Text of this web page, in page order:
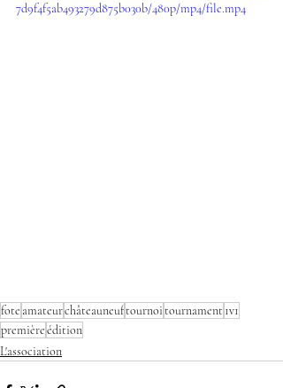
7d9f4f5ab493279d875b030b/480p/mp4/file.mp4
fote amateurchâteauneuftournoitournament 1v1
premièreédition
L'association